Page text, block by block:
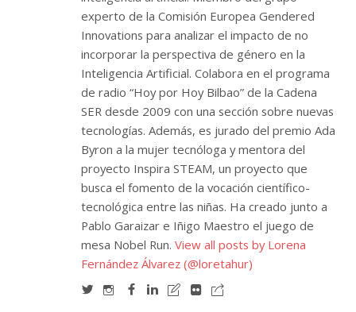
experto de la Comisión Europea Gendered
Innovations para analizar el impacto de no
incorporar la perspectiva de género en la
Inteligencia Artificial. Colabora en el programa
de radio “Hoy por Hoy Bilbao” de la Cadena
SER desde 2009 con una sección sobre nuevas
tecnologías. Además, es jurado del premio Ada
Byron a la mujer tecnóloga y mentora del
proyecto Inspira STEAM, un proyecto que
busca el fomento de la vocación científico-
tecnológica entre las niñas. Ha creado junto a
Pablo Garaizar e Iñigo Maestro el juego de
mesa Nobel Run. View all posts by Lorena
Fernández Álvarez (@loretahur)